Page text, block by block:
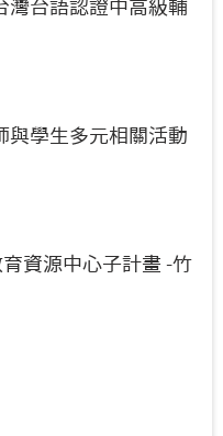
灣台語認證中高級輔
與學生多元相關活動
資源中心子計畫 -竹